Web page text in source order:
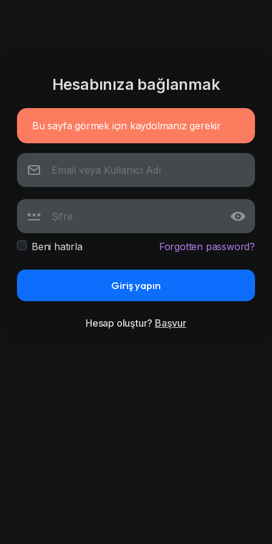
Hesabınıza bağlanmak
Bu sayfa görmek için kaydolmanız gerekir
Beni hatırla Forgotten password?
Giriş yapın
Hesap oluştur? Başvur